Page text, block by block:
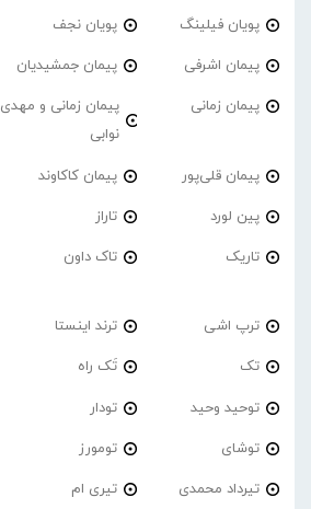
پویان فیلینگ پویان نجف
پیمان اشرفی پیمان جمشیدیان
پیمان زمانی
پیمان زمانی و مهدی
نوابی
پیمان قلی‌پور پیمان کاکاوند
پین لورد تاراز
تاریک تاک داون
ترپ اشی ترند اینستا
تک تَک راه
توحید وحید تودار
توشای تومورز
تیرداد محمدی تیری ام